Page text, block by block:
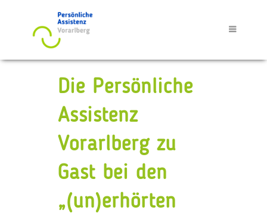
Die Persönliche
Assistenz
Vorarlberg zu
Gast bei den
„(un)erhörten